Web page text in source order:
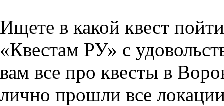
Ищете в какой квест
«Квестам РУ» с
вам все про квесты в
лично прошли все